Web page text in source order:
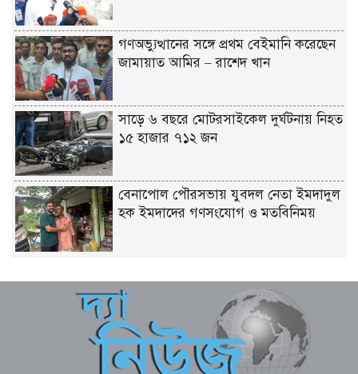
গণঅভ্যুত্থানের সঙ্গে প্রথম বেইমানি করেছেন
জামায়াত আমির – রাশেদ খান
সাড়ে ৬ বছরে মোটরসাইকেল দুর্ঘটনায় নিহত
১৫ হাজার ৭১২ জন
বেনাপোল পৌরসভায় যুবদল নেতা ইমদাদুল
হক ইমদাদের গণসংযোগ ও মতবিনিময়
চাই – বেসামরিক বিমান পরিবহন ও পর্যটন
আঞ্চলিক যুদ্ধের মধ্যে সৌদি আরব, তুরস্ক ও
পাকিস্তানের প্রতিরক্ষা চুক্তি সই